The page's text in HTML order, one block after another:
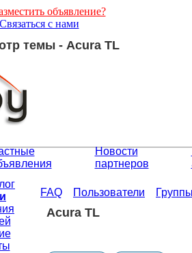
объявление?
Связаться с нами
темы - Acura TL
Новости
партнеров
FAQ Пользователи
Acura TL